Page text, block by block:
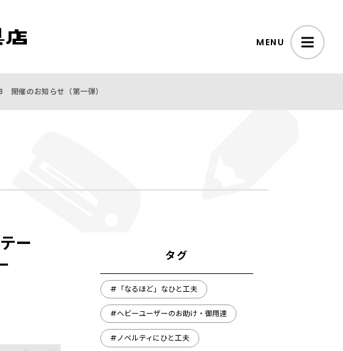
MENU
催のお知らせ（第一弾）
ー
タグ
#「なるほど」なひと工夫
#ヘビーユーザーのお助け・御用達
#ノベルティにひと工夫